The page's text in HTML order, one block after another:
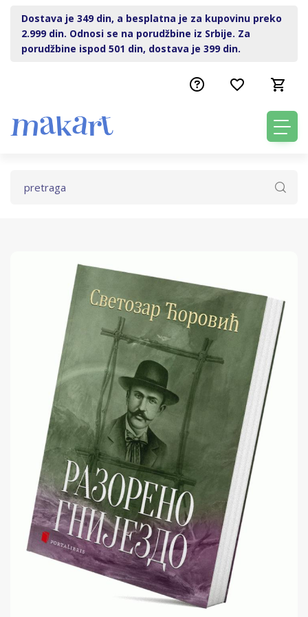
Dostava je 349 din, a besplatna je za kupovinu preko
2.999 din. Odnosi se na porudžbine iz Srbije. Za
porudžbine ispod 501 din, dostava je 399 din.